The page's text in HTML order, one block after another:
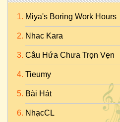
Miya's Boring Work Hours
Nhac Kara
Câu Hứa Chưa Trọn Vẹn
Tieumy
Bài Hát
NhạcCL